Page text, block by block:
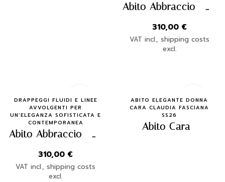
Abito Abbraccio – Argento e Ottanio
310,00 €
VAT incl., shipping costs
excl.
Quick Buy
DRAPPEGGI FLUIDI E LINEE
AVVOLGENTI PER
UN’ELEGANZA SOFISTICATA E
CONTEMPORANEA
Abito Abbraccio – Rosa e Verde
310,00 €
VAT incl., shipping costs
excl.
Quick Buy
ABITO ELEGANTE DONNA
CARA CLAUDIA FASCIANA
SS26
Abito Cara